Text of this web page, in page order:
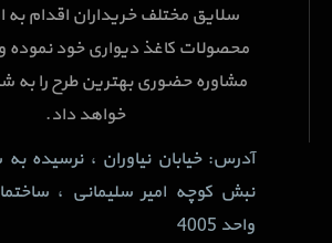
سلایق مختلف خریداران اقدام به
محصولات کاغذ دیواری خود نموده
مشاوره حضوری بهترین طرح را به
خواهد داد.
آدرس: خیابان نیاوران ، نرسیده
نبش کوچه امیر سلیمانی ،
واحد 4005